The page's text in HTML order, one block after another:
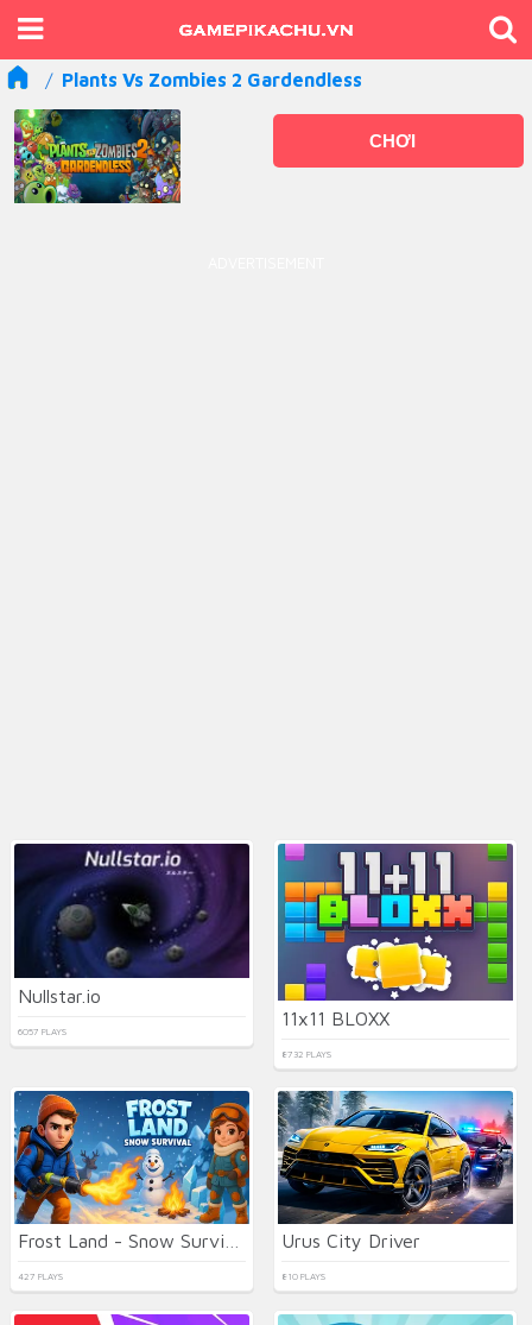
Plants Vs Zombies 2 Gardendless
CHƠI
Nullstar.io
6057 PLAYS
11x11 BLOXX
8732 PLAYS
427 PLAYS
Urus City Driver
810 PLAYS